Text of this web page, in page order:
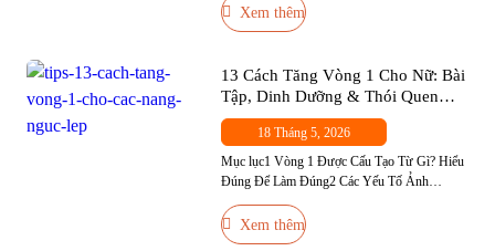
Nướng2.4 2.4 Bánh Bò Dừa3 3. Ăn Bánh Bò
Có Tốt Không?4 4. Bánh Bò Bao Nhiêu Calo?
Bánh Bò […]
Xem thêm
13 Cách Tăng Vòng 1 Cho Nữ: Bài
Tập, Dinh Dưỡng & Thói Quen
Hiệu Quả Nhất
18 Tháng 5, 2026
Mục lục1 Vòng 1 Được Cấu Tạo Từ Gì? Hiểu
Đúng Để Làm Đúng2 Các Yếu Tố Ảnh
Hưởng Đến Kích Thước Vòng 13 13 Cách
Tăng Vòng 1 Hiệu Quả3.1 Nhóm 1: Bài Tập
Phát Triển Cơ Ngực3.2 Nhóm 2: Dinh Dưỡng
Xem thêm